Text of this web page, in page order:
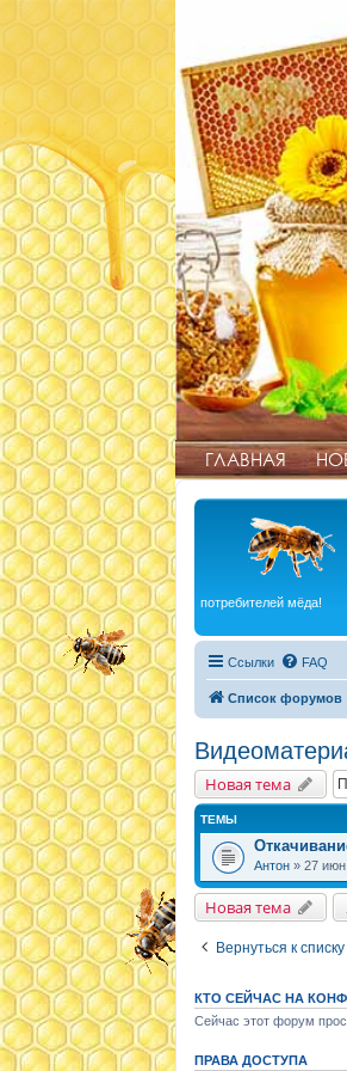
ГЛАВНАЯ
потребителей мёда!
Ссылки FAQ
Список форумов
Новая тема
ТЕМЫ
Антон » 27
Новая тема
Вернуться к
КТО СЕЙЧАС НА
Сейчас этот форум
ПРАВА ДОСТУПА